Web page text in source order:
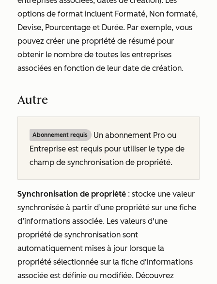
options de format incluent Formaté, Non formaté,
Devise, Pourcentage et Durée. Par exemple, vous
pouvez créer une propriété de résumé pour
obtenir le nombre de toutes les entreprises
associées en fonction de leur date de création.
Autre
Abonnement requis Un abonnement Pro ou
Entreprise est requis pour utiliser le type de
champ de synchronisation de propriété.
Synchronisation de propriété : stocke une valeur
synchronisée à partir d’une propriété sur une fiche
d’informations associée. Les valeurs d'une
propriété de synchronisation sont
automatiquement mises à jour lorsque la
propriété sélectionnée sur la fiche d'informations
associée est définie ou modifiée. Découvrez